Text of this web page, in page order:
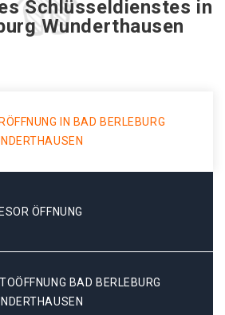
Schlüsseldienstes in
Wunderthausen
IN BAD BERLEBURG
ÖFFNUNG
BAD BERLEBURG